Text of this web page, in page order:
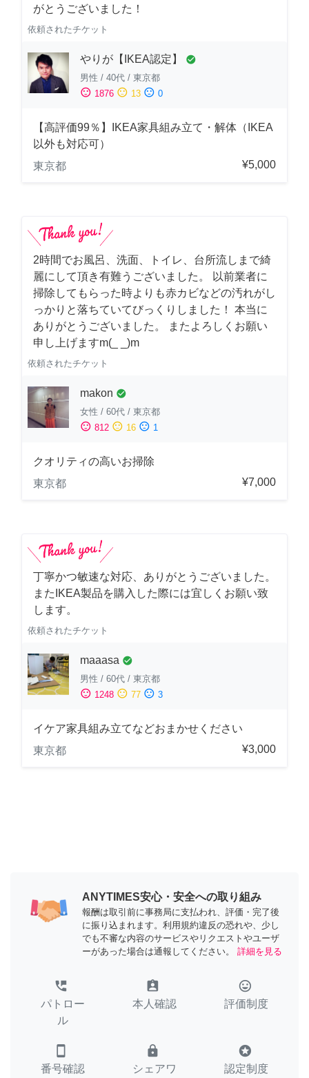
がとうございました！
依頼されたチケット
やりが【IKEA認定】 check_circle
男性 / 40代 / 東京都
sentiment_satisfied 1876 sentiment_neutral 13 sentiment_dissatisfied 0
【高評価99％】IKEA家具組み立て・解体（IKEA
以外も対応可）
東京都
¥5,000
2時間でお風呂、洗面、トイレ、台所流しまで綺
麗にして頂き有難うございました。 以前業者に
掃除してもらった時よりも赤カビなどの汚れがし
っかりと落ちていてびっくりしました！ 本当に
ありがとうございました。 またよろしくお願い
申し上げますm(_ _)m
依頼されたチケット
makon check_circle
女性 / 60代 / 東京都
sentiment_satisfied 812 sentiment_neutral 16 sentiment_dissatisfied 1
クオリティの高いお掃除
東京都
¥7,000
丁寧かつ敏速な対応、ありがとうございました。
またIKEA製品を購入した際には宜しくお願い致
します。
依頼されたチケット
maaasa check_circle
男性 / 60代 / 東京都
sentiment_satisfied 1248 sentiment_neutral 77 sentiment_dissatisfied 3
イケア家具組み立てなどおまかせください
東京都
¥3,000
ANYTIMES安心・安全への取り組み
報酬は取引前に事務局に支払われ、評価・完了後
に振り込まれます。利用規約違反の恐れや、少し
でも不審な内容のサービスやリクエストやユーザ
ーがあった場合は通報してください。
詳細を見る
perm_phone_msg
パトロー
ル
assignment_ind
本人確認
tag_faces
評価制度
smartphone
番号確認
lock
シェアワ
stars
認定制度